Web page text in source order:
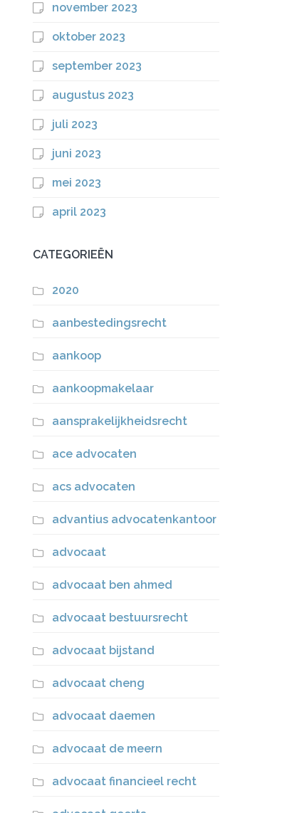
november 2023
oktober 2023
september 2023
augustus 2023
juli 2023
juni 2023
mei 2023
april 2023
CATEGORIEËN
2020
aanbestedingsrecht
aankoop
aankoopmakelaar
aansprakelijkheidsrecht
ace advocaten
acs advocaten
advantius advocatenkantoor
advocaat
advocaat ben ahmed
advocaat bestuursrecht
advocaat bijstand
advocaat cheng
advocaat daemen
advocaat de meern
advocaat financieel recht